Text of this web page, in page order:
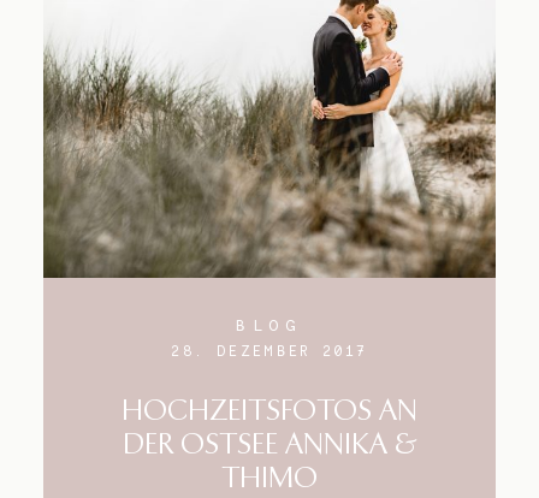
BLOG
28. DEZEMBER 2017
HOCHZEITSFOTOS AN
DER OSTSEE ANNIKA &
THIMO
Blog
Impressum